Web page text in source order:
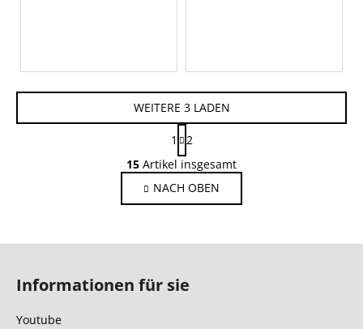
S
t
e
u
r
l
e
WEITERE 3 LADEN
P
a
g
i
n
i
g
1
2
15 Artikel insgesamt
NACH OBEN
Informationen für sie
Youtube